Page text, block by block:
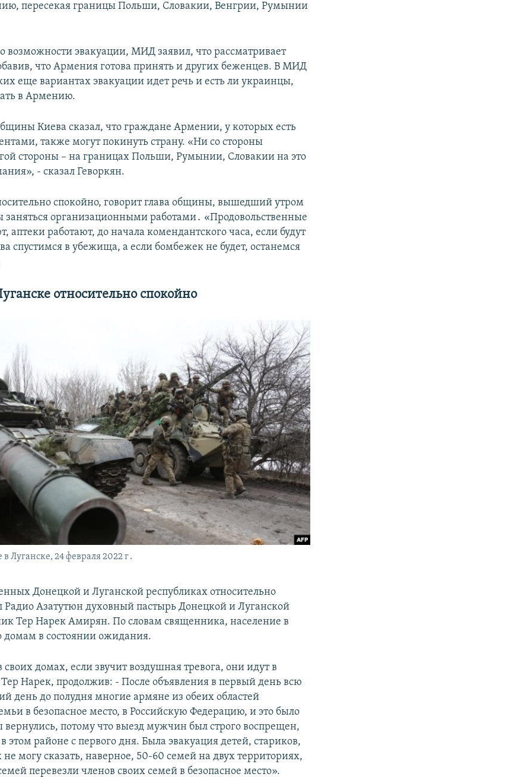
пересекая границы Польши, Словакии, Венгрии, Румынии
возможности эвакуации, МИД заявил, что рассматривает
что Армения готова принять и других беженцев. В МИД
еще вариантах эвакуации идет речь и есть ли украинцы,
в Армению.
Киева сказал, что граждане Армении, у которых есть
также могут покинуть страну. «Ни со стороны
стороны – на границах Польши, Румынии, Словакии на это
- сказал Геворкян.
спокойно, говорит глава общины, вышедший утром
организационными работами․ «Продовольственные
аптеки работают, до начала комендантского часа, если будут
спустимся в убежища, а если бомбежек не будет, останемся
относительно спокойно
Луганске, 24 февраля 2022 г․
Донецкой и Луганской республиках относительно
Радио Азатутюн духовный пастырь Донецкой и Луганской
Тер Нарек Амирян. По словам священника, население в
домам в состоянии ожидания.
домах, если звучит воздушная тревога, они идут в
Нарек, продолжив: - После объявления в первый день всю
день до полудня многие армяне из обеих областей
в безопасное место, в Российскую Федерацию, и это было
потому что выезд мужчин был строго воспрещен,
этом районе с первого дня. Была эвакуация детей, стариков,
могу сказать, наверное, 50-60 семей на двух территориях,
перевезли членов своих семей в безопасное место».